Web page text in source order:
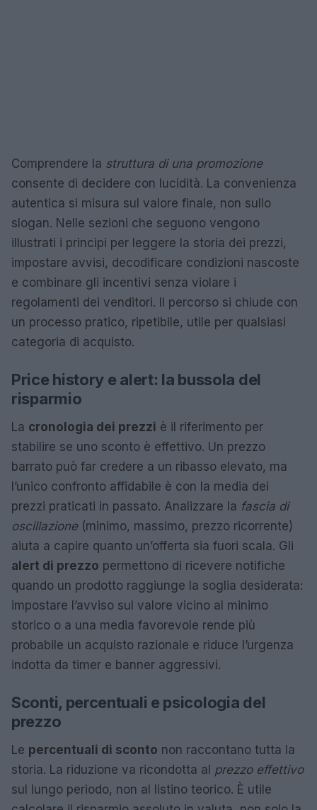
Comprendere la struttura di una promozione
consente di decidere con lucidità. La convenienza
autentica si misura sul valore finale, non sullo
slogan. Nelle sezioni che seguono vengono
illustrati i principi per leggere la storia dei prezzi,
impostare avvisi, decodificare condizioni nascoste
e combinare gli incentivi senza violare i
regolamenti dei venditori. Il percorso si chiude con
un processo pratico, ripetibile, utile per qualsiasi
categoria di acquisto.
Price history e alert: la bussola del
risparmio
La cronologia dei prezzi è il riferimento per
stabilire se uno sconto è effettivo. Un prezzo
barrato può far credere a un ribasso elevato, ma
l’unico confronto affidabile è con la media dei
prezzi praticati in passato. Analizzare la fascia di
oscillazione(minimo, massimo, prezzo ricorrente)
aiuta a capire quanto un’offerta sia fuori scala. Gli
alert di prezzo permettono di ricevere notifiche
quando un prodotto raggiunge la soglia desiderata:
impostare l’avviso sul valore vicino al minimo
storico o a una media favorevole rende più
probabile un acquisto razionale e riduce l’urgenza
indotta da timer e banner aggressivi.
Sconti, percentuali e psicologia del
prezzo
Le percentuali di sconto non raccontano tutta la
storia. La riduzione va ricondotta al prezzo effettivo
sul lungo periodo, non al listino teorico. È utile